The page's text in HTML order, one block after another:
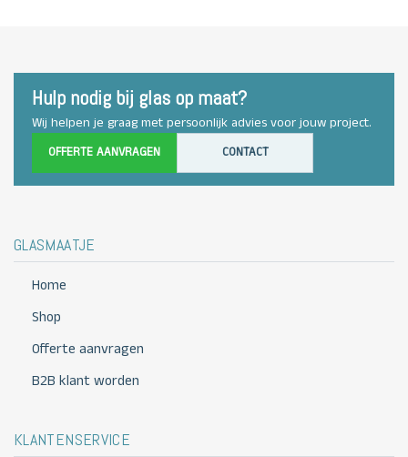
Hulp nodig bij glas op maat?
Wij helpen je graag met persoonlijk advies voor jouw project.
OFFERTE AANVRAGEN CONTACT
GLASMAATJE
Home
Shop
Offerte aanvragen
B2B klant worden
KLANTENSERVICE